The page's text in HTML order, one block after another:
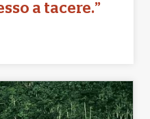
a tacere.”